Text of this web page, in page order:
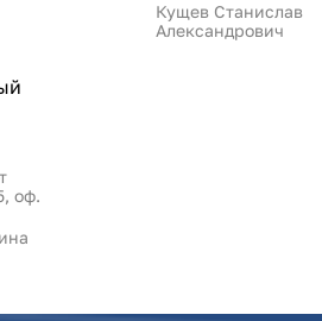
Кущев Станислав
Александрович
оф.